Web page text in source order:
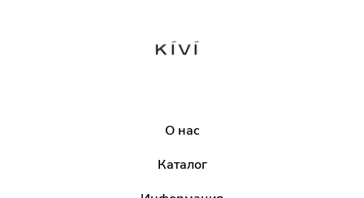
О нас
Каталог